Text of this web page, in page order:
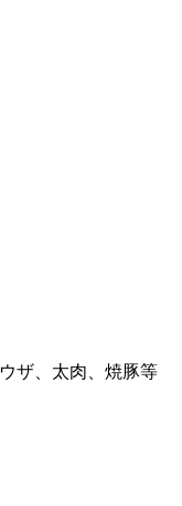
ザ、太肉、焼豚等